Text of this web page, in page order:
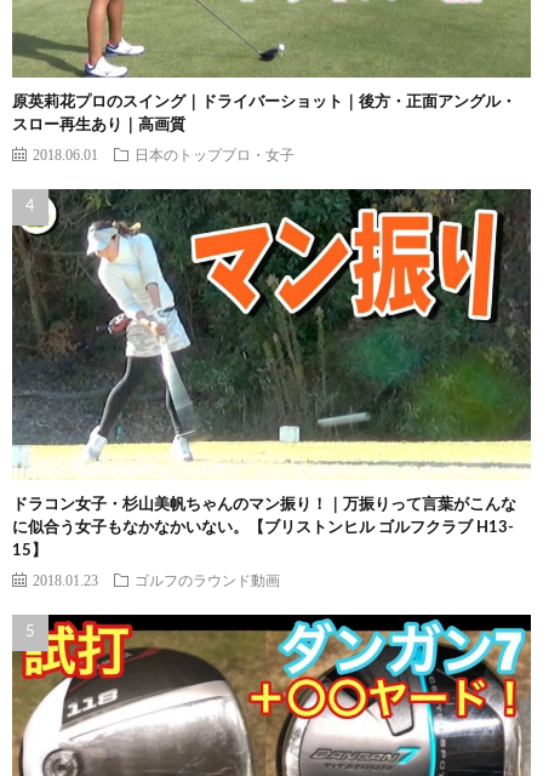
原英莉花プロのスイング｜ドライバーショット｜後方・正面アングル・
スロー再生あり｜高画質
2018.06.01 日本のトッププロ・女子
ドラコン女子・杉山美帆ちゃんのマン振り！｜万振りって言葉がこんな
に似合う女子もなかなかいない。【ブリストンヒル ゴルフクラブ H13-
15】
2018.01.23 ゴルフのラウンド動画